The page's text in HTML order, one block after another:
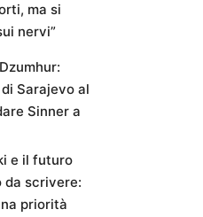
ma si
nervi”
Sarajevo al
Sinner a
e il futuro
scrivere:
priorità